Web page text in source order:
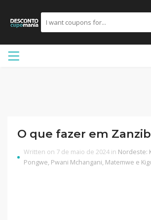
O que fazer em
Written on 7 de maio de 2024 in Nordeste:
Pongwe, Pwani Mchangani, Matemwe e